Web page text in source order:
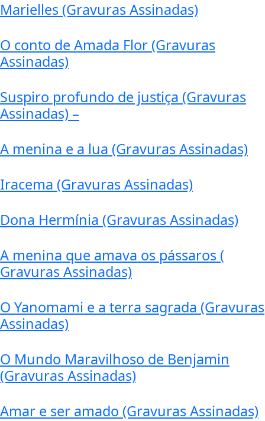
Marielles (Gravuras Assinadas)
O conto de Amada Flor (Gravuras
Assinadas)
Suspiro profundo de justiça (Gravuras
Assinadas) –
A menina e a lua (Gravuras Assinadas)
Iracema (Gravuras Assinadas)
Dona Hermínia (Gravuras Assinadas)
A menina que amava os pássaros (
Gravuras Assinadas)
O Yanomami e a terra sagrada (Gravuras
Assinadas)
O Mundo Maravilhoso de Benjamin
(Gravuras Assinadas)
Amar e ser amado (Gravuras Assinadas)